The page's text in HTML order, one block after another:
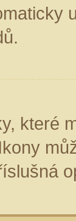
které